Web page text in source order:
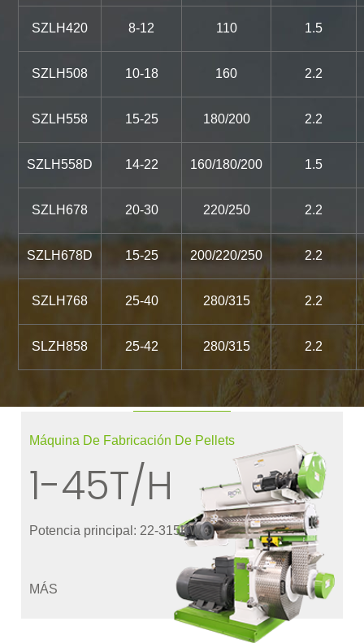
SZLH420 8-12 110 1.5
SZLH508 10-18 160 2.2
SZLH558 15-25 180/200 2.2
SZLH558D 14-22 160/180/200 1.5
SZLH678 20-30 220/250 2.2
SZLH678D 15-25 200/220/250 2.2
SZLH768 25-40 280/315 2.2
SLZH858 25-42 280/315 2.2
Máquina De Fabricación De Pellets
1-45T/H
Potencia principal: 22-315KW
MÁS